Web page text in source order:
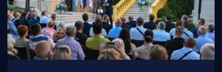
Ribolov
Ekologija
Tradicija i kultura